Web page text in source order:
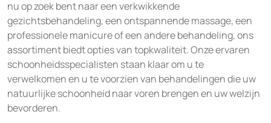
nu op zoek bent naar een verkwikkende
gezichtsbehandeling, een ontspannende massage, een
professionele manicure of een andere behandeling, ons
assortiment biedt opties van topkwaliteit. Onze ervaren
schoonheidsspecialisten staan klaar om u te
verwelkomen en u te voorzien van behandelingen die uw
natuurlijke schoonheid naar voren brengen en uw welzijn
bevorderen.